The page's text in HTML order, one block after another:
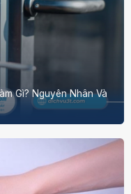
Gì? Nguyên Nhân Và